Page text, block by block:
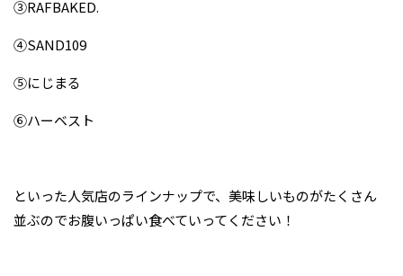
③RAFBAKED.
④SAND109
⑤にじまる
⑥ハーベスト
といった人気店のラインナップで、美味しいものがたくさん
並ぶのでお腹いっぱい食べていってください！